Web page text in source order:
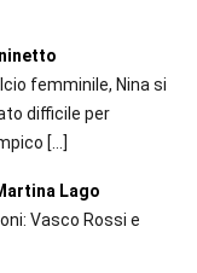
femminile, Nina si
difficile per
[…]
Lago
Vasco Rossi e